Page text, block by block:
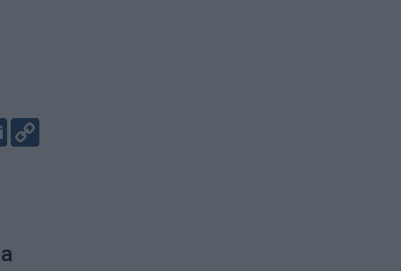
Email